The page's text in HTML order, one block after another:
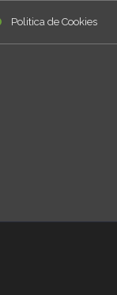
Politica de Cookies